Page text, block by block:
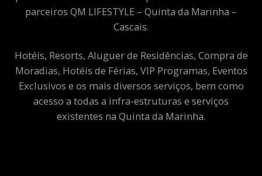
parceiros QM LIFESTYLE – Quinta da Marinha –
Cascais.
Hotéis, Resorts, Aluguer de Residências, Compra de
Moradias, Hotéis de Férias, VIP Programas, Eventos
Exclusivos e os mais diversos serviços, bem como
acesso a todas a infra-estruturas e serviços
existentes na Quinta da Marinha.